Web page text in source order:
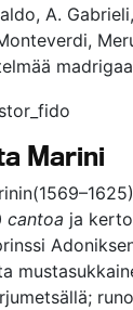
A.
Marini
cantoa ja